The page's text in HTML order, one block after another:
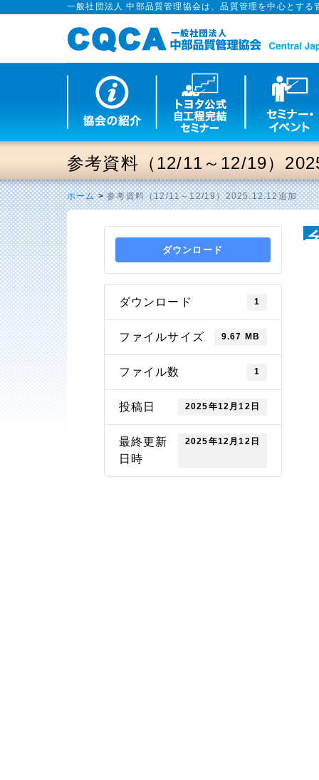
一般社団法人 中部品質管理協会は、品質管理を中心とす
参考資料（12/11～12/19）
ホーム>参考資料（12/11～12/19）2025.12.12追加
ダウンロード
ダウンロード 1
ファイルサイズ 9.67 MB
ファイル数 1
投稿日 2025年12月12日
最終更新
日時
2025年12月12日